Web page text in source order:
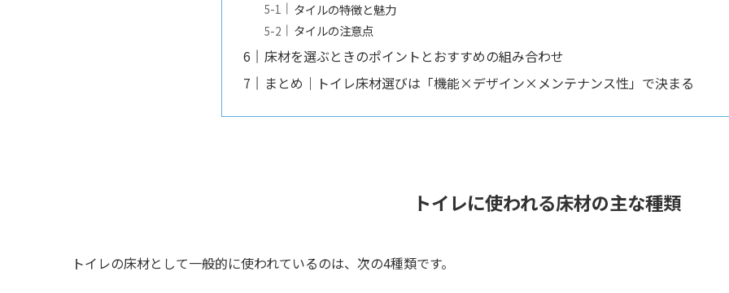
タイルの特徴と魅力
タイルの注意点
床材を選ぶときのポイントとおすすめの組み合わせ
まとめ｜トイレ床材選びは「機能×デザイン×メンテナンス性」で決まる
トイレに使われる床材の主な種類
トイレの床材として一般的に使われているのは、次の4種類です。